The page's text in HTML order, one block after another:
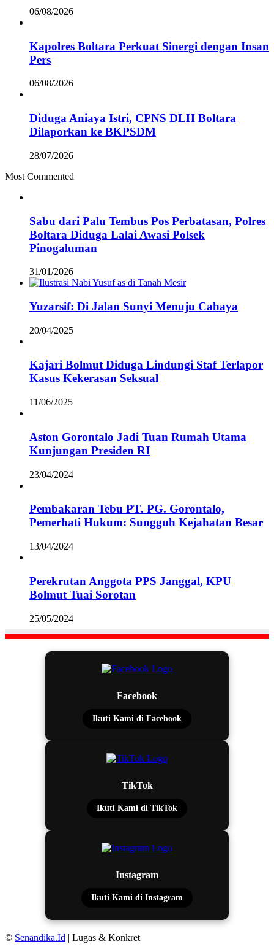
06/08/2026
Kapolres Boltara Perkuat Sinergi dengan Insan
Pers
06/08/2026
Diduga Aniaya Istri, CPNS DLH Boltara
Dilaporkan ke BKPSDM
28/07/2026
Most Commented
Sabu dari Palu Tembus Pos Perbatasan, Polres
Boltara Diduga Lalai Awasi Polsek
Pinogaluman
31/01/2026
Yuzarsif: Di Jalan Sunyi Menuju Cahaya
20/04/2025
Kajari Bolmut Diduga Lindungi Staf Terlapor
Kasus Kekerasan Seksual
11/06/2025
Aston Gorontalo Jadi Tuan Rumah Utama
Kunjungan Presiden RI
23/04/2024
Pembakaran Tebu PT. PG. Gorontalo,
Pemerhati Hukum: Sungguh Kejahatan Besar
13/04/2024
Perekrutan Anggota PPS Janggal, KPU
Bolmut Tuai Sorotan
25/05/2024
Facebook
Ikuti Kami di Facebook
TikTok
Ikuti Kami di TikTok
Instagram
Ikuti Kami di Instagram
© Senandika.Id | Lugas & Konkret